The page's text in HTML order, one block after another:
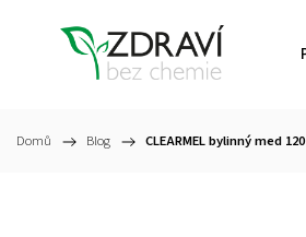
Domů / Blog / CLEARMEL bylinný med